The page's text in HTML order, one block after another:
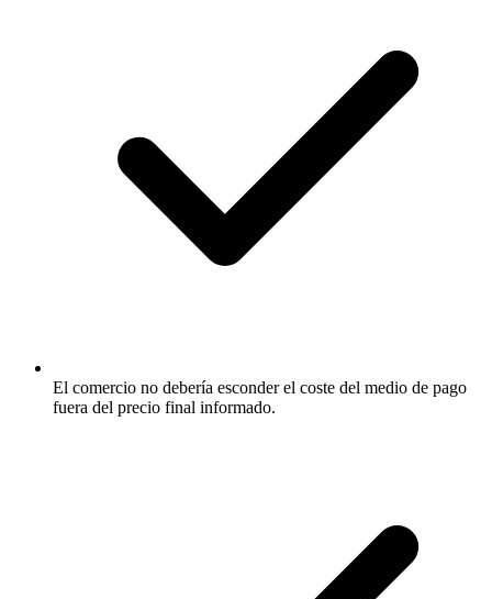
El comercio no debería esconder el coste del medio de pago
fuera del precio final informado.